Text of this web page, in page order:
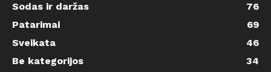
Sodas ir daržas
76
Patarimai
69
Sveikata
46
Be kategorijos
34